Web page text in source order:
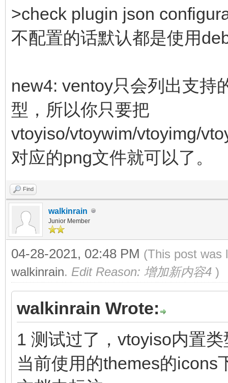
>check plugin json
不配置的话默认都是使用
new4: ventoy只会列出支持
型，所以你只要把
vtoyiso/vtoywim/vtoyimg/
对应的png文件就可以了。
Find
walkinrain
Junior Member
04-28-2021, 02:48 PM (This post was
walkinrain. Edit Reason: 增加新内容4 )
walkinrain Wrote:
1 测试过了，vtoyiso内置
当前使用的themes的icons